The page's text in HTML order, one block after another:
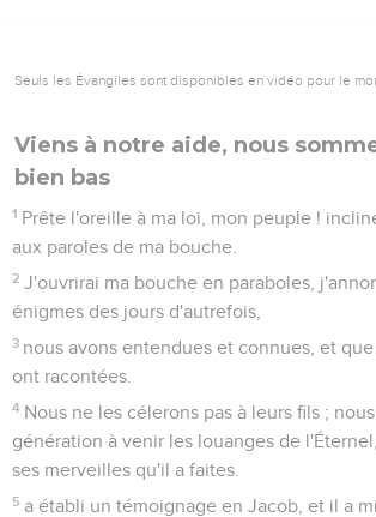
Seuls les Évangiles sont disponibles en vidéo pour le
Viens à notre aide, nous
bien bas
1 Prête l'oreille à ma loi, mon peuple !
aux paroles de ma bouche.
2 J'ouvrirai ma bouche en paraboles,
énigmes des jours d'autrefois,
3 nous avons entendues et connues, et
ont racontées.
4 Nous ne les célerons pas à leurs fils ;
génération à venir les louanges de
ses merveilles qu'il a faites.
5 a établi un témoignage en Jacob, et il a